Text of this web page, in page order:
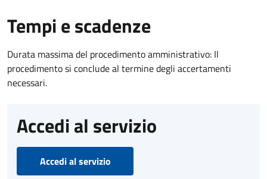
Tempi e scadenze
Durata massima del procedimento amministrativo: Il
procedimento si conclude al termine degli accertamenti
necessari.
Accedi al servizio
Accedi al servizio